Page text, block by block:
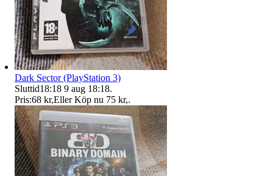
Dark Sector (PlayStation 3)
Sluttid18:18 9 aug 18:18.
Pris:68 kr,Eller Köp nu 75 kr,.